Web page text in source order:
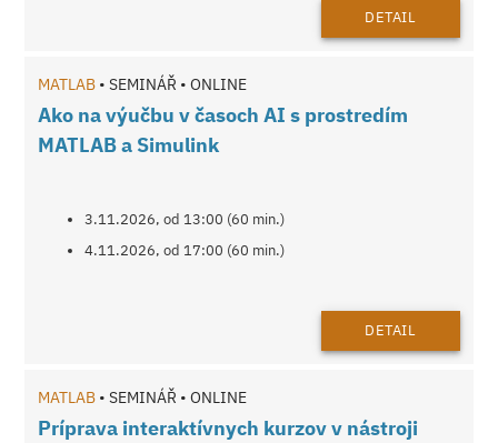
DETAIL
MATLAB • SEMINÁŘ • ONLINE
Ako na výučbu v časoch AI s prostredím
MATLAB a Simulink
3.11.2026, od 13:00 (60 min.)
4.11.2026, od 17:00 (60 min.)
DETAIL
MATLAB • SEMINÁŘ • ONLINE
Príprava interaktívnych kurzov v nástroji